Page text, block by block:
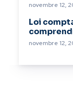
novembre 12,
Loi
novembre 12,